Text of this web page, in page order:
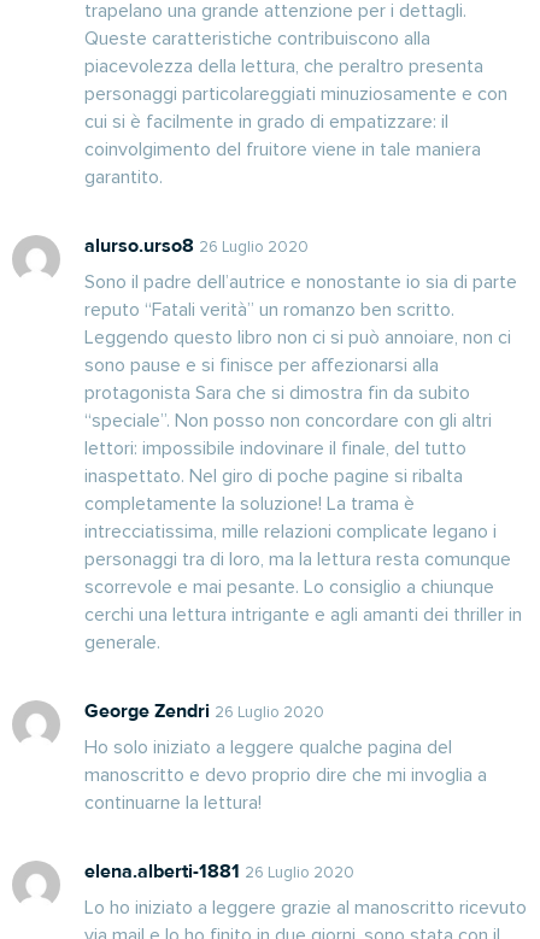
trapelano una grande attenzione per i dettagli.
Queste caratteristiche contribuiscono alla
piacevolezza della lettura, che peraltro presenta
personaggi particolareggiati minuziosamente e con
cui si è facilmente in grado di empatizzare: il
coinvolgimento del fruitore viene in tale maniera
garantito.
alurso.urso8 26 Luglio 2020
Sono il padre dell’autrice e nonostante io sia di parte
reputo “Fatali verità” un romanzo ben scritto.
Leggendo questo libro non ci si può annoiare, non ci
sono pause e si finisce per affezionarsi alla
protagonista Sara che si dimostra fin da subito
“speciale”. Non posso non concordare con gli altri
lettori: impossibile indovinare il finale, del tutto
inaspettato. Nel giro di poche pagine si ribalta
completamente la soluzione! La trama è
intrecciatissima, mille relazioni complicate legano i
personaggi tra di loro, ma la lettura resta comunque
scorrevole e mai pesante. Lo consiglio a chiunque
cerchi una lettura intrigante e agli amanti dei thriller in
generale.
George Zendri 26 Luglio 2020
Ho solo iniziato a leggere qualche pagina del
manoscritto e devo proprio dire che mi invoglia a
continuarne la lettura!
elena.alberti-1881 26 Luglio 2020
Lo ho iniziato a leggere grazie al manoscritto ricevuto